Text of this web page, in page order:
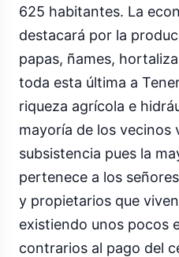
625 habitantes. La
destacará por la
papas, ñames,
toda esta última a
riqueza agrícola e
mayoría de los vecinos
subsistencia pues la
pertenece a los
y propietarios que
existiendo unos pocos
contrarios al pago del